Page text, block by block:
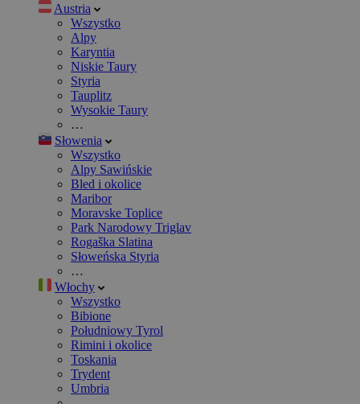
Austria
Wszystko
Alpy
Karyntia
Niskie Taury
Styria
Tauplitz
Wysokie Taury
…
Słowenia
Wszystko
Alpy Sawińskie
Bled i okolice
Maribor
Moravske Toplice
Park Narodowy Triglav
Rogaška Slatina
Słoweńska Styria
…
Włochy
Wszystko
Bibione
Południowy Tyrol
Rimini i okolice
Toskania
Trydent
Umbria